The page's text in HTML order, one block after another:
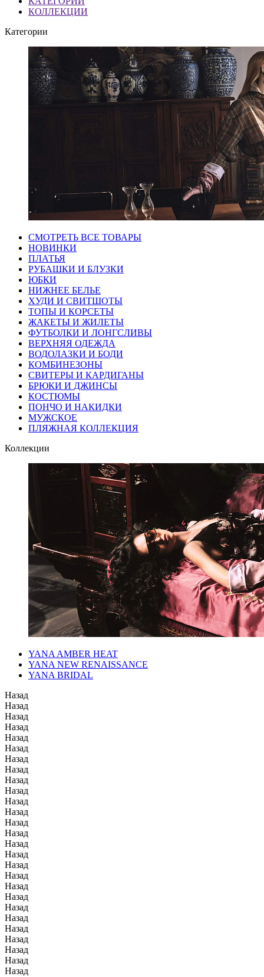
КОЛЛЕКЦИИ
Категории
СМОТРЕТЬ ВСЕ ТОВАРЫ
НОВИНКИ
ПЛАТЬЯ
РУБАШКИ И БЛУЗКИ
ЮБКИ
НИЖНЕЕ БЕЛЬЕ
ХУДИ И СВИТШОТЫ
ТОПЫ И КОРСЕТЫ
ЖАКЕТЫ И ЖИЛЕТЫ
ФУТБОЛКИ И ЛОНГСЛИВЫ
ВЕРХНЯЯ ОДЕЖДА
ВОДОЛАЗКИ И БОДИ
КОМБИНЕЗОНЫ
СВИТЕРЫ И КАРДИГАНЫ
БРЮКИ И ДЖИНСЫ
КОСТЮМЫ
ПОНЧО И НАКИДКИ
МУЖСКОЕ
ПЛЯЖНАЯ КОЛЛЕКЦИЯ
Коллекции
YANA AMBER HEAT
YANA NEW RENAISSANCE
YANA BRIDAL
Назад
Назад
Назад
Назад
Назад
Назад
Назад
Назад
Назад
Назад
Назад
Назад
Назад
Назад
Назад
Назад
Назад
Назад
Назад
Назад
Назад
Назад
Назад
Назад
Назад
Назад
Назад